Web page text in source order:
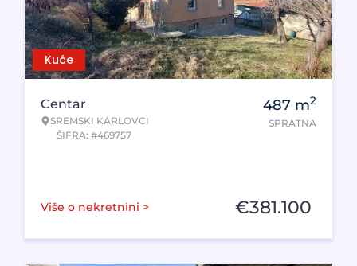
Kuće
Centar
SREMSKI KARLOVCI
ŠIFRA: #469757
487 m2
SPRATNA
Više o nekretnini > €381.100